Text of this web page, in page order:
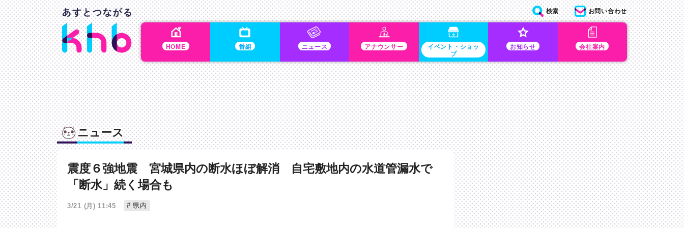
HOME 番組 ニュース アナウンサー イベント・ショッ
プ
お知らせ 会社案内
検索 お問い合わせ
ニュース
震度６強地震 宮城県内の断水ほぼ解消 自宅敷地内の水道管漏水で
「断水」続く場合も
3/21 (月) 11:45 県内